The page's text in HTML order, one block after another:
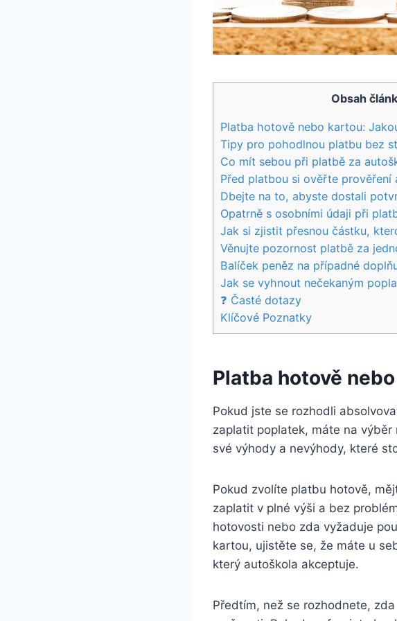
Obsah
Platba hotově nebo ⁣kartou:
Tipy⁢ pro pohodlnou ⁤platbu bez
Co mít sebou při platbě za
Před ​platbou si ověřte prověření
Dbejte⁤ na to, abyste dostali
Opatrně s osobními údaji při
Jak si zjistit přesnou částku,
Věnujte pozornost platbě za
Balíček peněz na případné
Jak se ⁣vyhnout nečekaným
❓ Časté dotazy
Klíčové Poznatky
Platba hotově
Pokud jste se rozhodli
zaplatit poplatek, máte na
své výhody a nevýhody, které
Pokud zvolíte platbu hotově,
zaplatit v plné výši a bez
hotovosti nebo zda vyžaduje
kartou, ujistěte se, že máte⁢ u
který autoškola akceptuje.
Předtím, než se rozhodnete,